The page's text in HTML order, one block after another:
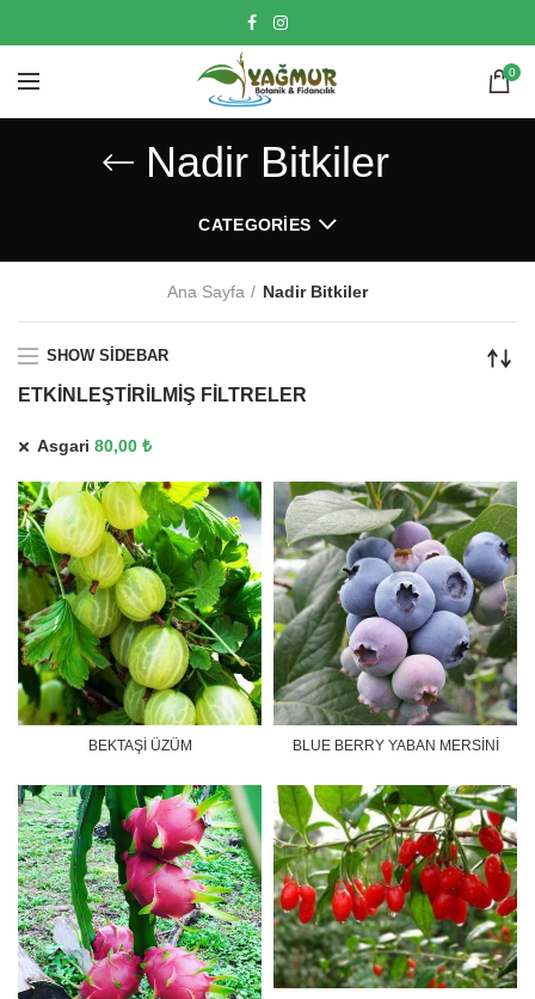
0
Nadir Bitkiler
CATEGORIES
Ana Sayfa Nadir Bitkiler
SHOW SIDEBAR
ETKINLEŞTIRILMIŞ FILTRELER
Asgari 80,00 ₺
BEKTAŞİ ÜZÜM BLUE BERRY YABAN MERSİNİ